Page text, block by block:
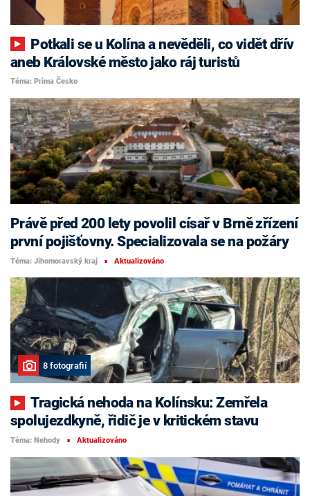
aneb Královské město jako ráj turistů
Téma: Prima Česko
Právě před 200 lety povolil císař v Brně zřízení
první pojišťovny. Specializovala se na požáry
Téma: Jihomoravský kraj ■ Aktualizováno
8 fotografií
Tragická nehoda na Kolínsku: Zemřela
spolujezdkyně, řidič je v kritickém stavu
Téma: Nehody ■ Aktualizováno